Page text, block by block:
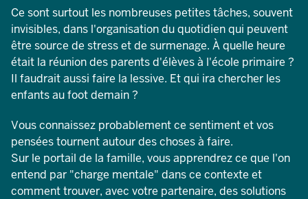
Ce sont surtout les nombreuses petites tâches, souvent
invisibles, dans l'organisation du quotidien qui peuvent
être source de stress et de surmenage. À quelle heure
était la réunion des parents d'élèves à l'école primaire ?
Il faudrait aussi faire la lessive. Et qui ira chercher les
enfants au foot demain ?
Vous connaissez probablement ce sentiment et vos
pensées tournent autour des choses à faire.
Sur le portail de la famille, vous apprendrez ce que l'on
entend par "charge mentale" dans ce contexte et
comment trouver, avec votre partenaire, des solutions